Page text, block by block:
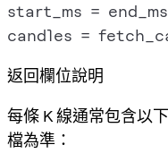
start_ms =
candles =
返回欄位說明
每條 K 線通常包含以
檔為準：